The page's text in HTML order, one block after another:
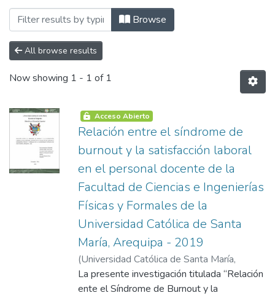
Browsing Maestría en Educación
Browse
All browse results
Now showing 1 - 1 of 1
Acceso Abierto
Relación entre el síndrome de
burnout y la satisfacción laboral
en el personal docente de la
Facultad de Ciencias e Ingenierías
Físicas y Formales de la
Universidad Católica de Santa
María, Arequipa - 2019
(Universidad Católica de Santa María,
2021-10-15)Hihuaña Hallasi, Juan Carlos
La presente investigación titulada “Relación
ente el Síndrome de Burnout y la